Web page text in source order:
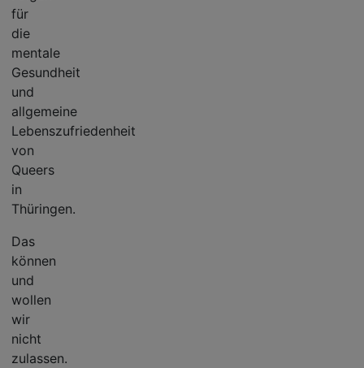
für
die
mentale
Gesundheit
und
allgemeine
Lebenszufriedenheit
von
Queers
in
Thüringen.
Das
können
und
wollen
wir
nicht
zulassen.